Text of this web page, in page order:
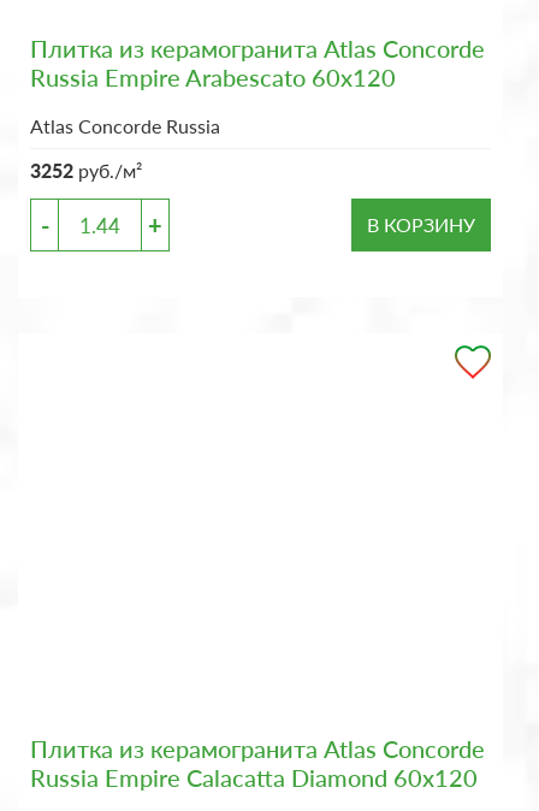
Плитка из керамогранита Atlas Concorde
Russia Empire Arabescato 60x120
Atlas Concorde Russia
3252 руб./м²
- + В КОРЗИНУ
Плитка из керамогранита Atlas Concorde
Russia Empire Calacatta Diamond 60x120